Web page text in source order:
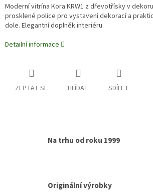
Moderní vitrína Kora KRW1 z dřevotřísky v
prosklené police pro vystavení dekorací a
dole. Elegantní doplněk interiéru.
Detailní informace
ZEPTAT SE HLÍDAT SDÍLET
Na trhu od roku 1999
Originální výrobky